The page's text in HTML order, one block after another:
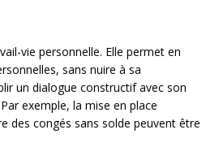
vie personnelle. Elle permet en
sans nuire à sa
un dialogue constructif avec son
exemple, la mise en place
des congés sans solde peuvent être